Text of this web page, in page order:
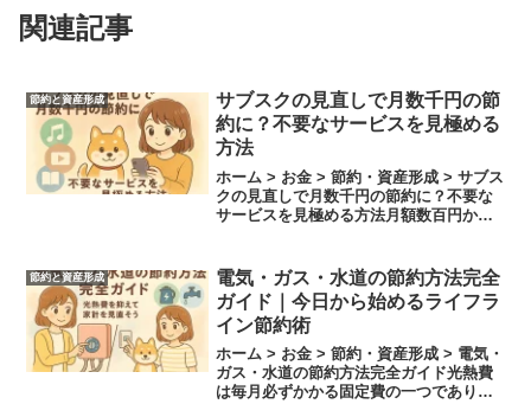
関連記事
節約と資産形成
サブスクの見直しで月数千円の節
約に？不要なサービスを見極める
方法
ホーム > お金 > 節約・資産形成 > サブス
クの見直しで月数千円の節約に？不要な
サービスを見極める方法月額数百円から
生活に浸透しています。動画配信や音
楽、アプリ、学...
節約と資産形成
電気・ガス・水道の節約方法完全
ガイド｜今日から始めるライフラ
イン節約術
ホーム > お金 > 節約・資産形成 > 電気・
ガス・水道の節約方法完全ガイド光熱費
は毎月必ずかかる固定費の一つであり、